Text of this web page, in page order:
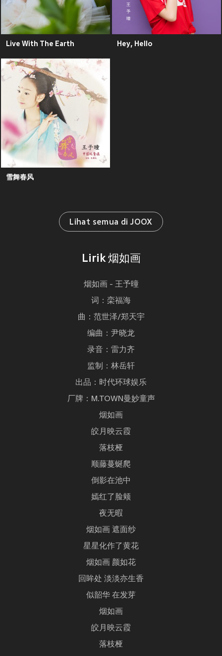
Live With The Earth Hey, Hello
雪舞春风
Lihat semua di JOOX
Lirik 烟如画
烟如画 - 王予曈
词：栾福海
曲：范世泽/郑天宇
编曲：尹晓龙
录音：雷力齐
监制：林岳轩
出品：时代环球娱乐
厂牌：M.TOWN曼妙童声
烟如画
皎月映云霞
落枝桠
顺藤蔓蜒爬
倒影在池中
嫣红了脸颊
夜无暇
烟如画 遮面纱
星星化作了黄花
烟如画 颜如花
回眸处 淡淡亦生香
似韶华 在发芽
烟如画
皎月映云霞
落枝桠